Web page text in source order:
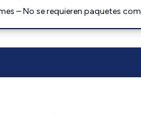
– No se requieren paquetes